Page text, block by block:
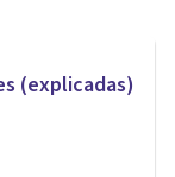
(explicadas)